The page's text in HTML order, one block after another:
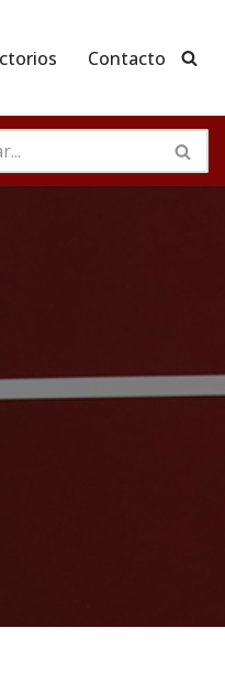
Contacto